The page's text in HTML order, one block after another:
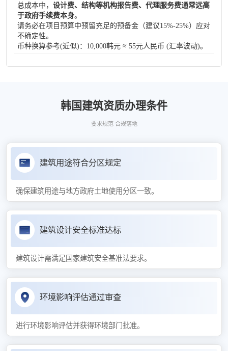
总成本中， 设计费、结构等机构报告费、代理服务费通常远高
于政府手续费本身。
请务必在项目预算中预留充足的预备金（建议15%-25%）应对
不确定性。
币种换算参考(近似)：10,000韩元 ≈ 55元人民币 (汇率波动)。
韩国建筑资质办理条件
要求规范 合规落地
建筑用途符合分区规定
确保建筑用途与地方政府土地使用分区一致。
建筑设计安全标准达标
建筑设计需满足国家建筑安全基准法要求。
环境影响评估通过审查
进行环境影响评估并获得环境部门批准。